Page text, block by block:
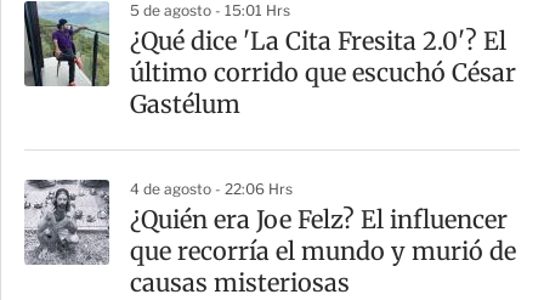
a
r
t
5 de agosto - 15:01 Hrs
¿Qué dice 'La Cita Fresita 2.0'? El
último corrido que escuchó César
Gastélum
4 de agosto - 22:06 Hrs
¿Quién era Joe Felz? El influencer
que recorría el mundo y murió de
causas misteriosas